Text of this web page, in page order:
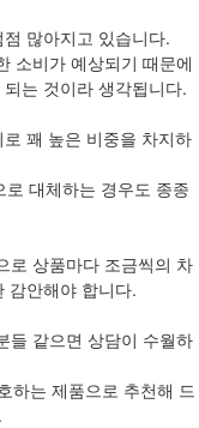
많아지고 있습니다.
소비가 예상되기 때문에
는 것이라 생각됩니다.
꽤 높은 비중을 차지하
대체하는 경우도 종종
로 상품마다 조금씩의 차
감안해야 합니다.
들 같으면 상담이 수월하
하는 제품으로 추천해 드